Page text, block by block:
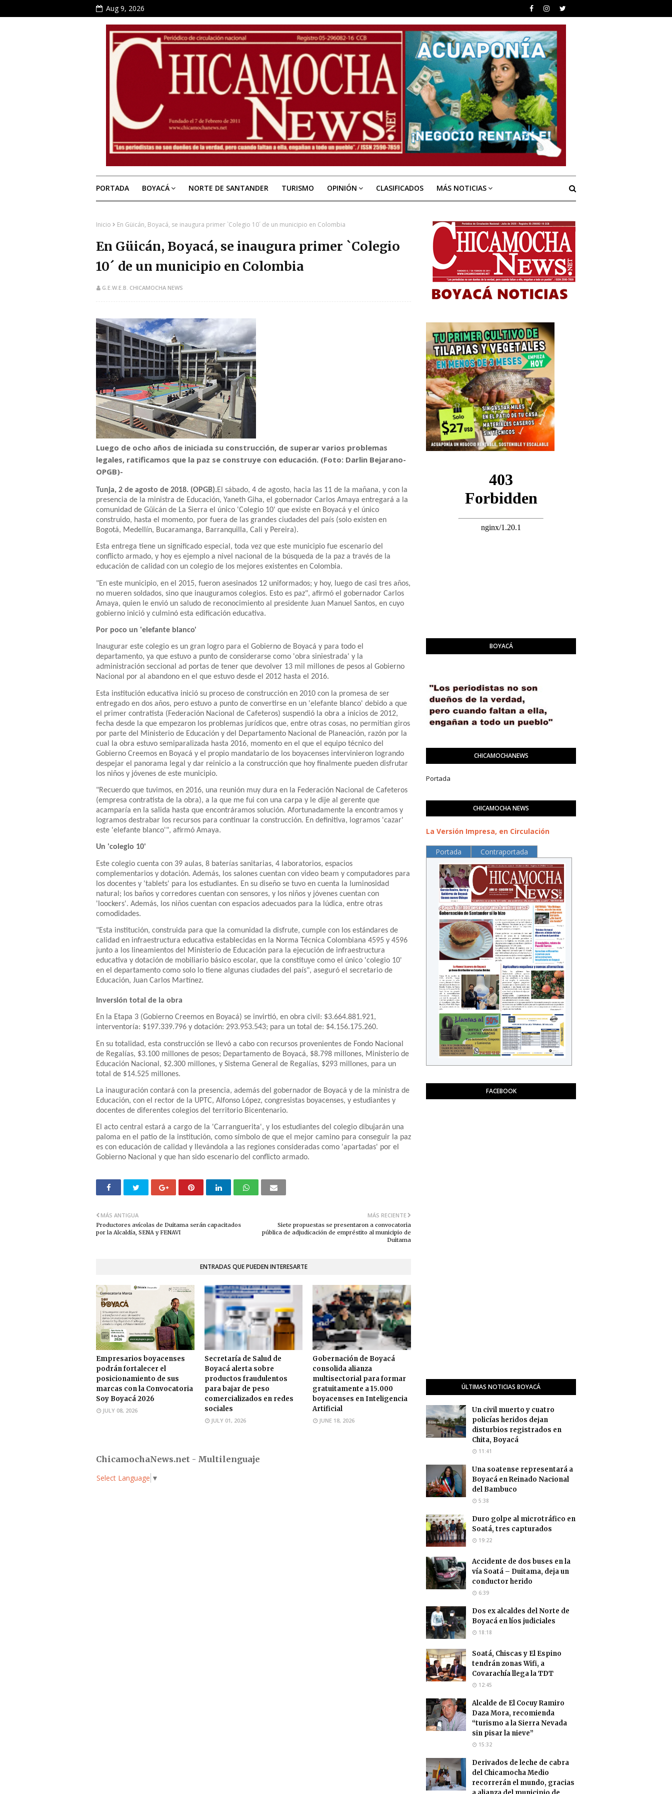
Aug 9, 2026
PORTADA BOYACÁ NORTE DE SANTANDER TURISMO OPINIÓN CLASIFICADOS MÁS NOTICIAS
Inicio En Güicán, Boyacá, se inaugura primer `Colegio 10´ de un municipio en Colombia
En Güicán, Boyacá, se inaugura primer `Colegio
10´ de un municipio en Colombia
G.E.W.E.B. CHICAMOCHA NEWS
Luego de ocho años de iniciada su construcción, de superar varios problemas
legales, ratificamos que la paz se construye con educación. (Foto: Darlin Bejarano-
OPGB)-
Tunja, 2 de agosto de 2018. (OPGB).El sábado, 4 de agosto, hacia las 11 de la mañana, y con la
presencia de la ministra de Educación, Yaneth Giha, el gobernador Carlos Amaya entregará a la
comunidad de Güicán de La Sierra el único 'Colegio 10' que existe en Boyacá y el único
construido, hasta el momento, por fuera de las grandes ciudades del país (solo existen en
Bogotá, Medellín, Bucaramanga, Barranquilla, Cali y Pereira).
Esta entrega tiene un significado especial, toda vez que este municipio fue escenario del
conflicto armado, y hoy es ejemplo a nivel nacional de la búsqueda de la paz a través de la
educación de calidad con un colegio de los mejores existentes en Colombia.
"En este municipio, en el 2015, fueron asesinados 12 uniformados; y hoy, luego de casi tres años,
no mueren soldados, sino que inauguramos colegios. Esto es paz", afirmó el gobernador Carlos
Amaya, quien le envió un saludo de reconocimiento al presidente Juan Manuel Santos, en cuyo
gobierno inició y culminó esta edificación educativa.
Por poco un 'elefante blanco'
Inaugurar este colegio es un gran logro para el Gobierno de Boyacá y para todo el
departamento, ya que estuvo a punto de considerarse como 'obra siniestrada' y la
administración seccional ad portas de tener que devolver 13 mil millones de pesos al Gobierno
Nacional por al abandono en el que estuvo desde el 2012 hasta el 2016.
Esta institución educativa inició su proceso de construcción en 2010 con la promesa de ser
entregado en dos años, pero estuvo a punto de convertirse en un 'elefante blanco' debido a que
el primer contratista (Federación Nacional de Cafeteros) suspendió la obra a inicios de 2012,
fecha desde la que empezaron los problemas jurídicos que, entre otras cosas, no permitían giros
por parte del Ministerio de Educación y del Departamento Nacional de Planeación, razón por la
cual la obra estuvo semiparalizada hasta 2016, momento en el que el equipo técnico del
Gobierno Creemos en Boyacá y el propio mandatario de los boyacenses intervinieron logrando
despejar el panorama legal y dar reinicio a la construcción que hoy finalmente pueden disfrutar
los niños y jóvenes de este municipio.
"Recuerdo que tuvimos, en 2016, una reunión muy dura en la Federación Nacional de Cafeteros
(empresa contratista de la obra), a la que me fui con una carpa y le dije al gerente que
acamparía en la salida hasta que encontráramos solución. Afortunadamente la encontramos y
logramos destrabar los recursos para continuar la construcción. En definitiva, logramos 'cazar'
este 'elefante blanco'", afirmó Amaya.
Un 'colegio 10'
Este colegio cuenta con 39 aulas, 8 baterías sanitarias, 4 laboratorios, espacios
complementarios y dotación. Además, los salones cuentan con video beam y computadores para
los docentes y 'tablets' para los estudiantes. En su diseño se tuvo en cuenta la luminosidad
natural; los baños y corredores cuentan con sensores, y los niños y jóvenes cuentan con
'loockers'. Además, los niños cuentan con espacios adecuados para la lúdica, entre otras
comodidades.
"Esta institución, construida para que la comunidad la disfrute, cumple con los estándares de
calidad en infraestructura educativa establecidas en la Norma Técnica Colombiana 4595 y 4596
junto a los lineamientos del Ministerio de Educación para la ejecución de infraestructura
educativa y dotación de mobiliario básico escolar, que la constituye como el único 'colegio 10'
en el departamento como solo lo tiene algunas ciudades del país", aseguró el secretario de
Educación, Juan Carlos Martínez.
Inversión total de la obra
En la Etapa 3 (Gobierno Creemos en Boyacá) se invirtió, en obra civil: $3.664.881.921,
interventoría: $197.339.796 y dotación: 293.953.543; para un total de: $4.156.175.260.
En su totalidad, esta construcción se llevó a cabo con recursos provenientes de Fondo Nacional
de Regalías, $3.100 millones de pesos; Departamento de Boyacá, $8.798 millones, Ministerio de
Educación Nacional, $2.300 millones, y Sistema General de Regalías, $293 millones, para un
total de $14.525 millones.
La inauguración contará con la presencia, además del gobernador de Boyacá y de la ministra de
Educación, con el rector de la UPTC, Alfonso López, congresistas boyacenses, y estudiantes y
docentes de diferentes colegios del territorio Bicentenario.
El acto central estará a cargo de la 'Carranguerita', y los estudiantes del colegio dibujarán una
paloma en el patio de la institución, como símbolo de que el mejor camino para conseguir la paz
es con educación de calidad y llevándola a las regiones consideradas como 'apartadas' por el
Gobierno Nacional y que han sido escenario del conflicto armado.
MÁS RECIENTE
Siete propuestas se presentaron a convocatoria
pública de adjudicación de empréstito al municipio de
Duitama
MÁS ANTIGUA
Productores avícolas de Duitama serán capacitados
por la Alcaldía, SENA y FENAVI
ENTRADAS QUE PUEDEN INTERESARTE
Empresarios boyacenses
podrán fortalecer el
posicionamiento de sus
marcas con la Convocatoria
Soy Boyacá 2026
JULY 08, 2026
Secretaría de Salud de
Boyacá alerta sobre
productos fraudulentos
para bajar de peso
comercializados en redes
sociales
JULY 01, 2026
Gobernación de Boyacá
consolida alianza
multisectorial para formar
gratuitamente a 15.000
boyacenses en Inteligencia
Artificial
JUNE 18, 2026
ChicamochaNews.net - Multilenguaje
Select Language ▼
BOYACÁ
CHICAMOCHANEWS
Portada
CHICAMOCHA NEWS
La Versión Impresa, en Circulación
Portada Contraportada
FACEBOOK
ÚLTIMAS NOTICIAS BOYACÁ
Un civil muerto y cuatro
policías heridos dejan
disturbios registrados en
Chita, Boyacá
11:41
Una soatense representará a
Boyacá en Reinado Nacional
del Bambuco
5:38
Duro golpe al microtráfico en
Soatá, tres capturados
19:22
Accidente de dos buses en la
vía Soatá – Duitama, deja un
conductor herido
6:39
Dos ex alcaldes del Norte de
Boyacá en líos judiciales
18:18
Soatá, Chiscas y El Espino
tendrán zonas Wifi, a
Covarachía llega la TDT
12:45
Alcalde de El Cocuy Ramiro
Daza Mora, recomienda
“turismo a la Sierra Nevada
sin pisar la nieve”
15:32
Derivados de leche de cabra
del Chicamocha Medio
recorrerán el mundo, gracias